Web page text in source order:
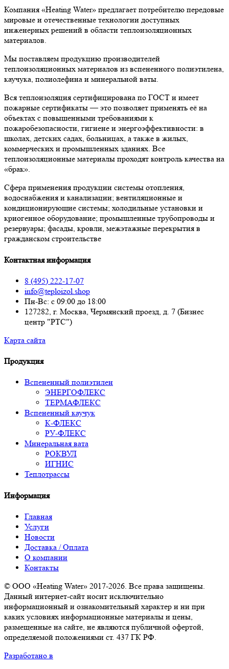
Компания «Heating Water» предлагает потребителю передовые
мировые и отечественные технологии доступных
инженерных решений в области теплоизоляционных
материалов.
Мы поставляем продукцию производителей
теплоизоляционных материалов из вспененного полиэтилена,
каучука, полиолефина и минеральной ваты.
Вся теплоизоляция сертифицирована по ГОСТ и имеет
пожарные сертификаты — это позволяет применять её на
объектах с повышенными требованиями к
пожаробезопасности, гигиене и энергоэффективности: в
школах, детских садах, больницах, а также в жилых,
коммерческих и промышленных зданиях. Все
теплоизоляционные материалы проходят контроль качества на
«брак».
Сфера применения продукции системы отопления,
водоснабжения и канализации; вентиляционные и
кондиционирующие системы; холодильные установки и
криогенное оборудование; промышленные трубопроводы и
резервуары; фасады, кровли, межэтажные перекрытия в
гражданском строительстве
Контактная информация
8 (495) 222-17-07
info@teploizol.shop
Пн-Вс: с 09:00 до 18:00
127282, г. Москва, Чермянский проезд, д. 7 (Бизнес
центр "РТС")
Карта сайта
Продукция
Вспененный полиэтилен
ЭНЕРГОФЛЕКС
ТЕРМАФЛЕКС
Вспененный каучук
К-ФЛЕКС
РУ-ФЛЕКС
Минеральная вата
РОКВУЛ
ИГНИС
Теплотрассы
Информация
Главная
Услуги
Новости
Доставка / Оплата
О компании
Контакты
© ООО «Heating Water» 2017-2026. Все права защищены.
Данный интернет-сайт носит исключительно
информационный и ознакомительный характер и ни при
каких условиях информационные материалы и цены,
размещенные на сайте, не являются публичной офертой,
определяемой положениями ст. 437 ГК РФ.
Разработано в